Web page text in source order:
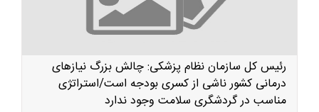
رئیس کل سازمان نظام پزشکی: چالش بزرگ نیازهای
درمانی کشور ناشی از کسری بودجه است/استراتژی
مناسب در گردشگری سلامت وجود ندارد